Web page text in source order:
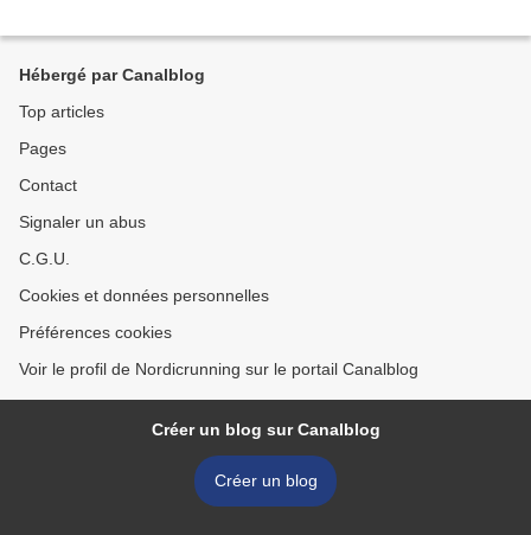
Hébergé par Canalblog
Top articles
Pages
Contact
Signaler un abus
C.G.U.
Cookies et données personnelles
Préférences cookies
Voir le profil de Nordicrunning sur le portail Canalblog
Créer un blog sur Canalblog
Créer un blog